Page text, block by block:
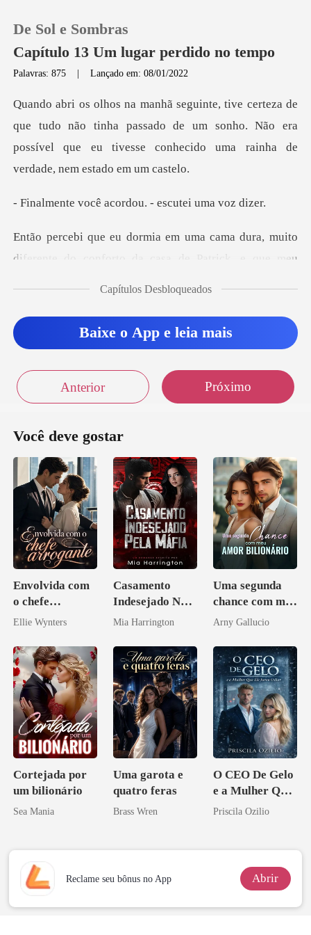
0
Loja
De Sol e Sombras
Capítulo 13 Um lugar perdido no tempo
Palavras: 875 |Lançado em: 08/01/2022
do não tinha passado de um sonho. Não era
possível que eu tive
acordou. - escut
ma dura, muito
diferente do conforto
Capítulos Desbloqueados
Baixe o App e leia mais
Anterior Próximo
Você deve gostar
Envolvida com
o chefe
arrogante
Ellie Wynters
Casamento
Indesejado Na
Máfia
Mia Harrington
Uma segunda
chance com meu
amor bilionário
Arny Gallucio
Cortejada por
um bilionário
Sea Mania
Uma garota e
quatro feras
Brass Wren
O CEO De Gelo
e a Mulher Que
Ele Jurou Odiar
Priscila Ozilio
Reclame seu bônus no App Abrir